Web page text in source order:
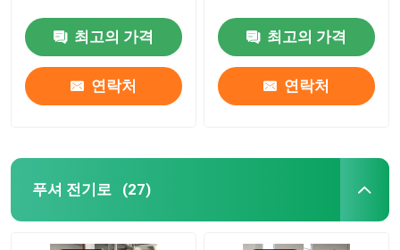
소결로
음극과 음극 재료 노
건조 오븐
열처리 용광로
최고의 가격
연락처
최고의 가격
연락처
푸셔 전기로 (27)